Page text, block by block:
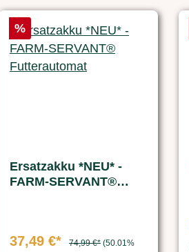
Rabatt
%
Ersatzakku *NEU* -
FARM-SERVANT®
37,49 €* 74,99 €* (50.01%